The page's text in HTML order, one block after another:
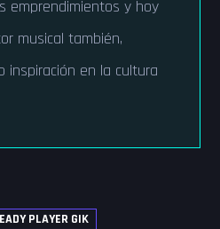
emprendimientos y hoy
musical también,
inspiración en la cultura
PLAYER GIK